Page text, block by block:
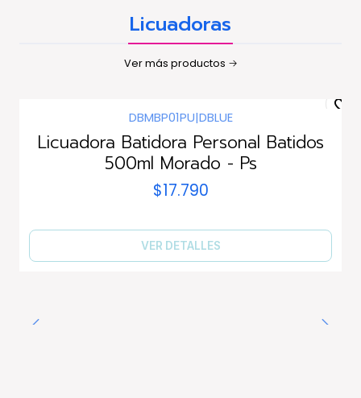
Licuadoras
Ver más productos
DBMBP01PU|DBLUE
Licuadora Batidora Personal Batidos
500ml Morado - Ps
$17.790
VER DETALLES